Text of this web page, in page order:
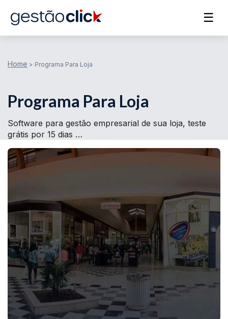
☰
Home > Programa Para Loja
Programa Para Loja
Software para gestão empresarial de sua loja, teste
grátis por 15 dias …